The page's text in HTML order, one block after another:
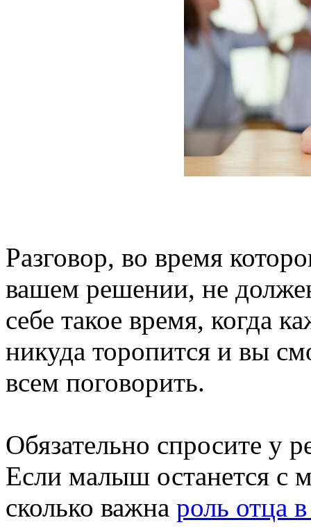
Разговор, во время
вашем решении, не
себе такое время, когда
никуда торопится и вы
всем поговорить.
Обязательно спросите у
Если малыш останется с
сколько важна роль отца